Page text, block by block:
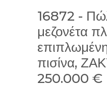
16872 -
μεζονέτα
πισίνα,
250.000 €